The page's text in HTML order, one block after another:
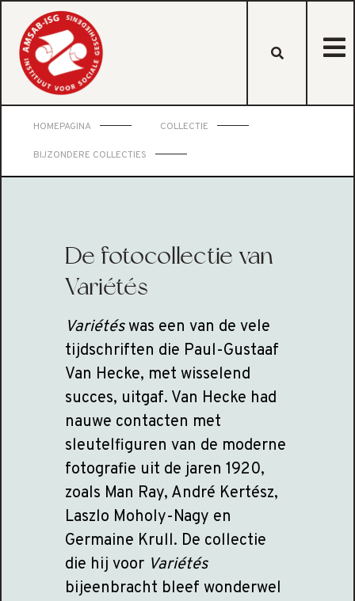
HOMEPAGINA COLLECTIE
BIJZONDERE COLLECTIES
De fotocollectie van
Variétés
Variétéswas een van de vele
tijdschriften die Paul-Gustaaf
Van Hecke, met wisselend
succes, uitgaf. Van Hecke had
nauwe contacten met
sleutelfiguren van de moderne
fotografie uit de jaren 1920,
zoals Man Ray, André Kertész,
Laszlo Moholy-Nagy en
Germaine Krull. De collectie
die hij voor Variétés
bijeenbracht bleef wonderwel